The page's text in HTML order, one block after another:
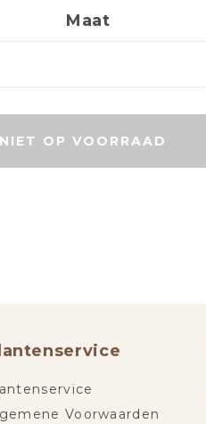
Maat
NIET OP VOORRAAD
Voorwaarden